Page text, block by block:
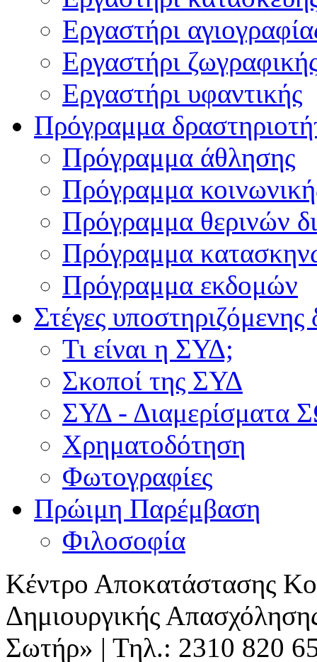
Εργαστήρι
Εργαστήρι
Εργαστήρι υφαντικής
Πρόγραμμα
Πρόγραμμα άθλησης
Πρόγραμμα
Πρόγραμμα θερινών
Πρόγραμμα
Πρόγραμμα εκδομών
Στέγες υποστηριζόμενης
Τι είναι η ΣΥΔ;
Σκοποί της ΣΥΔ
ΣΥΔ - Διαμερίσματα
Χρηματοδότηση
Φωτογραφίες
Πρώιμη Παρέμβαση
Φιλοσοφία
Κέντρο Αποκατάστασης
Δημιουργικής
Σωτήρ» | Τηλ.: 2310 820